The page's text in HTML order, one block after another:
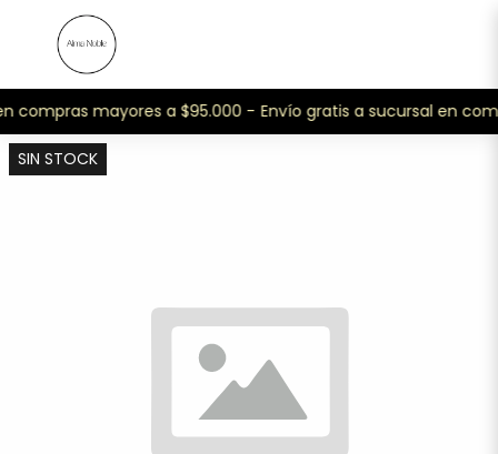
compras mayores a $95.000 - Envío gratis a sucursal en
SIN STOCK